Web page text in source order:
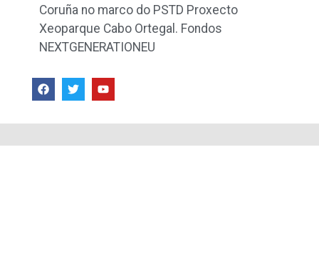
Coruña no marco do PSTD Proxecto
Xeoparque Cabo Ortegal. Fondos
NEXTGENERATIONEU